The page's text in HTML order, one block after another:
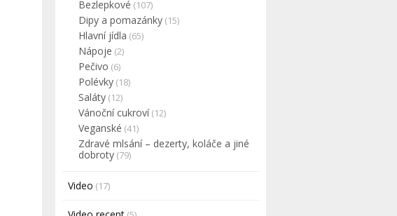
Bezlepkové (107)
Dipy a pomazánky (15)
Hlavní jídla (65)
Nápoje (2)
Pečivo (6)
Polévky (18)
Saláty (12)
Vánoční cukroví(12)
Veganské (41)
Zdravé mlsání – dezerty, koláče a jiné
dobroty (79)
Video (17)